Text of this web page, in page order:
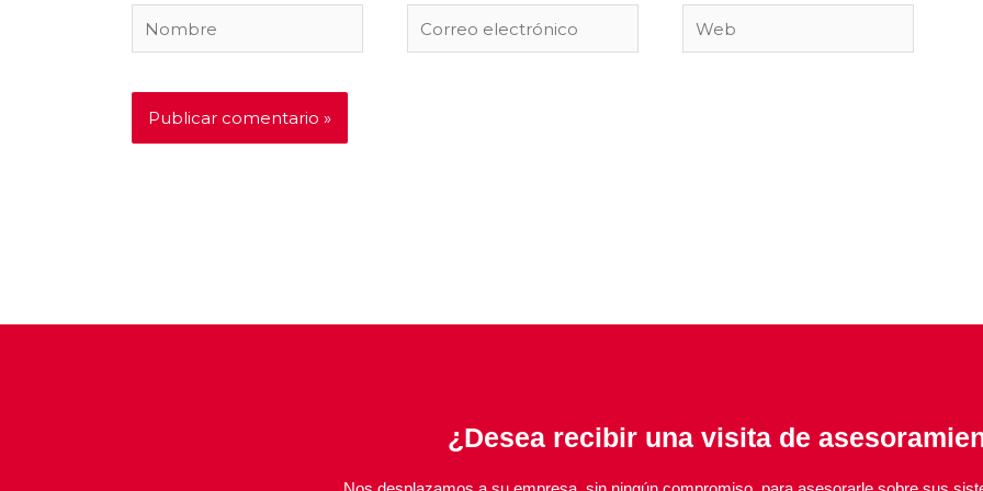
Nombre
Correo
electrónico
Web
¿Desea recibir una visita de